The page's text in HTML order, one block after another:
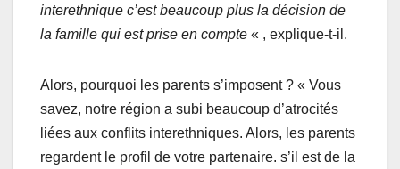
interethnique c’est beaucoup plus la décision de
la famille qui est prise en compte « , explique-t-il.
Alors, pourquoi les parents s’imposent ? « Vous
savez, notre région a subi beaucoup d’atrocités
liées aux conflits interethniques. Alors, les parents
regardent le profil de votre partenaire. s’il est de la